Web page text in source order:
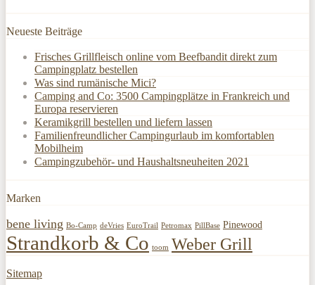
Neueste Beiträge
Frisches Grillfleisch online vom Beefbandit direkt zum
Campingplatz bestellen
Was sind rumänische Mici?
Camping and Co: 3500 Campingplätze in Frankreich und
Europa reservieren
Keramikgrill bestellen und liefern lassen
Familienfreundlicher Campingurlaub im komfortablen
Mobilheim
Campingzubehör- und Haushaltsneuheiten 2021
Marken
bene living Bo-Camp deVries EuroTrail Petromax PillBase Pinewood
Strandkorb & Co toom Weber Grill
Sitemap